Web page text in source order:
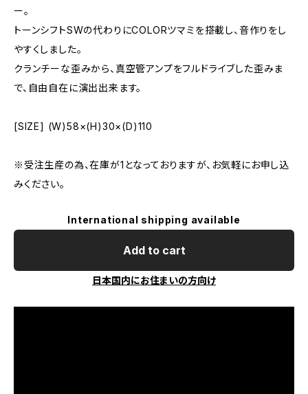
ー。
トーンシフトSWの代わりにCOLORツマミを搭載し、音作りをし
やすくしました。
クランチーな歪みから、真空管アンプをフルドライブした歪みま
で、自由自在に演出出来ます。
[SIZE] (W)58×(H)30×(D)110
※受注生産の為、在庫が1となっておりますが、お気軽にお申し込
みください。
International shipping available
Add to cart
日本国内にお住まいの方向け